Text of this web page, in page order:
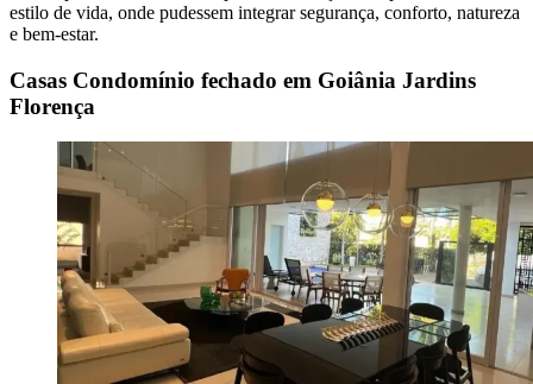
estilo de vida, onde pudessem integrar segurança, conforto, natureza
e bem-estar.
Casas Condomínio fechado em Goiânia Jardins
Florença